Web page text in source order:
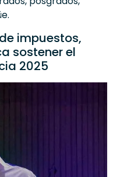
impuestos,
sostener el
2025